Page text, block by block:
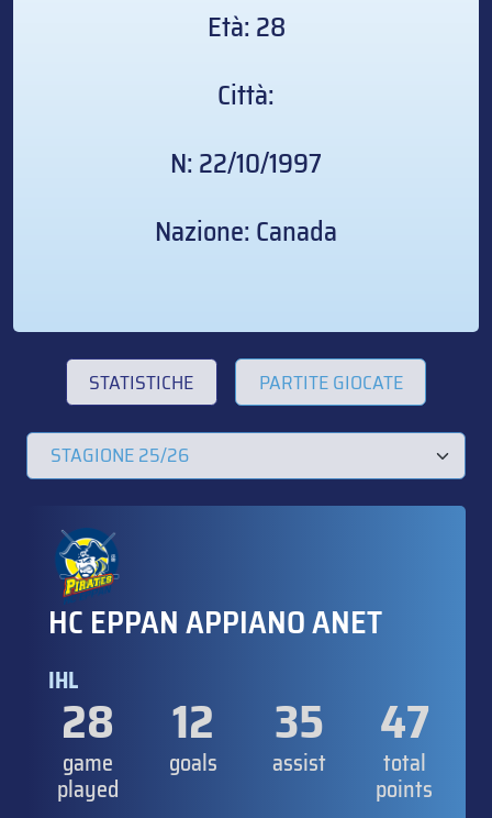
Età: 28
Città:
N: 22/10/1997
Nazione: Canada
STATISTICHE PARTITE GIOCATE
HC EPPAN APPIANO ANET
IHL
28
game
played
12
goals
35
assist
47
total
points